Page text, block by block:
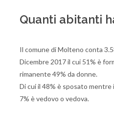
Quanti abitanti
Il comune di Molteno conta
Dicembre 2017 il cui 51% è
rimanente 49% da donne.
Di cui il 48% è sposato mentre
7% è vedovo o vedova.